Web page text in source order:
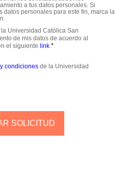
a tus datos personales. Si
datos personales para este fin, marca la
Universidad Católica San
de mis datos de acuerdo al
el siguiente link.*
condicionesde la Universidad